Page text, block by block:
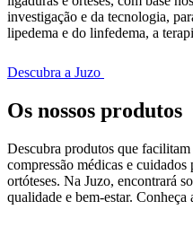
investigação e da tecnologia,
lipedema e do linfedema, a
Descubra a Juzo
Os nossos produtos
Descubra produtos que
compressão médicas e
ortóteses. Na Juzo, encontrará
qualidade e bem-estar. Conheça